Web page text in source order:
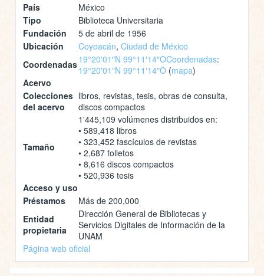
País
México
Tipo
Biblioteca Universitaria
Fundación
5 de abril de 1956
Ubicación
Coyoacán, Ciudad de México
Coordenadas19°20′01″N 99°11′14″OCoordenadas:
19°20′01″N 99°11′14″O (mapa)
Acervo
Colecciones
del acervo
libros, revistas, tesis, obras de consulta,
discos compactos
Tamaño
1'445,109 volúmenes distribuidos en:
• 589,418 libros
• 323,452 fascículos de revistas
• 2,687 folletos
• 8,616 discos compactos
• 520,936 tesis
Acceso y uso
Préstamos
Más de 200,000
Entidad
propietaria
Dirección General de Bibliotecas y
Servicios Digitales de Información de la
UNAM
Página web oficial